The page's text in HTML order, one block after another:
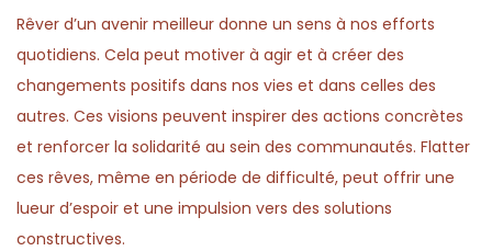
Rêver d’un avenir meilleur donne un sens à nos efforts
quotidiens. Cela peut motiver à agir et à créer des
changements positifs dans nos vies et dans celles des
autres. Ces visions peuvent inspirer des actions concrètes
et renforcer la solidarité au sein des communautés. Flatter
ces rêves, même en période de difficulté, peut offrir une
lueur d’espoir et une impulsion vers des solutions
constructives.